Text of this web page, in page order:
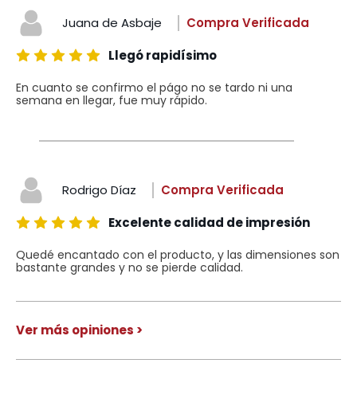
Juana de Asbaje
Compra Verificada
Llegó rapidísimo
En cuanto se confirmo el págo no se tardo ni una
semana en llegar, fue muy rápido.
Rodrigo Díaz
Compra Verificada
Excelente calidad de impresión
Quedé encantado con el producto, y las dimensiones son
bastante grandes y no se pierde calidad.
Ver más opiniones >